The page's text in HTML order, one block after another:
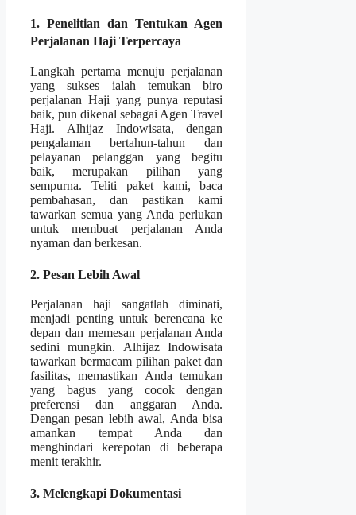
1. Penelitian dan Tentukan Agen
Perjalanan Haji Terpercaya
Langkah pertama menuju perjalanan
yang sukses ialah temukan biro
perjalanan Haji yang punya reputasi
baik, pun dikenal sebagai Agen Travel
Haji. Alhijaz Indowisata, dengan
pengalaman bertahun-tahun dan
pelayanan pelanggan yang begitu
baik, merupakan pilihan yang
sempurna. Teliti paket kami, baca
pembahasan, dan pastikan kami
tawarkan semua yang Anda perlukan
untuk membuat perjalanan Anda
nyaman dan berkesan.
2. Pesan Lebih Awal
Perjalanan haji sangatlah diminati,
menjadi penting untuk berencana ke
depan dan memesan perjalanan Anda
sedini mungkin. Alhijaz Indowisata
tawarkan bermacam pilihan paket dan
fasilitas, memastikan Anda temukan
yang bagus yang cocok dengan
preferensi dan anggaran Anda.
Dengan pesan lebih awal, Anda bisa
amankan tempat Anda dan
menghindari kerepotan di beberapa
menit terakhir.
3. Melengkapi Dokumentasi